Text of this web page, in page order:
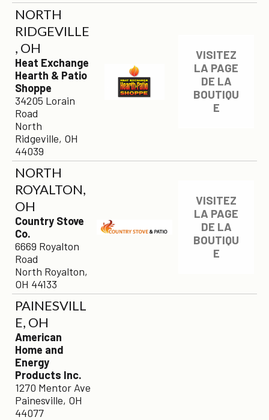
NORTH
RIDGEVILLE
, OH
Heat Exchange
Hearth & Patio
Shoppe
34205 Lorain
Road
North
Ridgeville, OH
44039
VISITEZ
LA PAGE
DE LA
BOUTIQU
E
NORTH
ROYALTON,
OH
Country Stove
Co.
6669 Royalton
Road
North Royalton,
OH 44133
VISITEZ
LA PAGE
DE LA
BOUTIQU
E
PAINESVILL
E, OH
American
Home and
Energy
Products Inc.
1270 Mentor Ave
Painesville, OH
44077